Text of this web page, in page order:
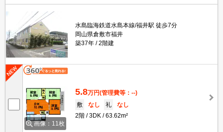
水島臨海鉄道水島本線/福井駅 徒歩7分
岡山県倉敷市福井
築37年
2階建
画像：11枚
5.8万円(管理費等：--)
敷
なし 礼
なし
2階
3DK 63.62m²